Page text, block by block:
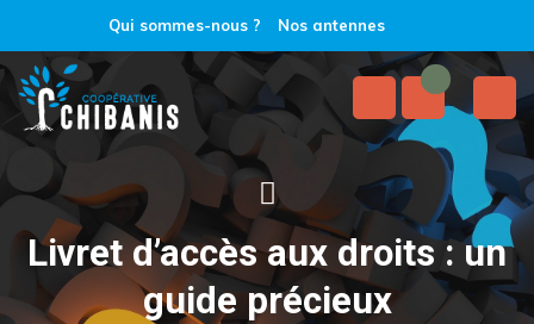
Qui sommes-nous ? Nos antennes
Livret d’accès aux droits : un
guide précieux